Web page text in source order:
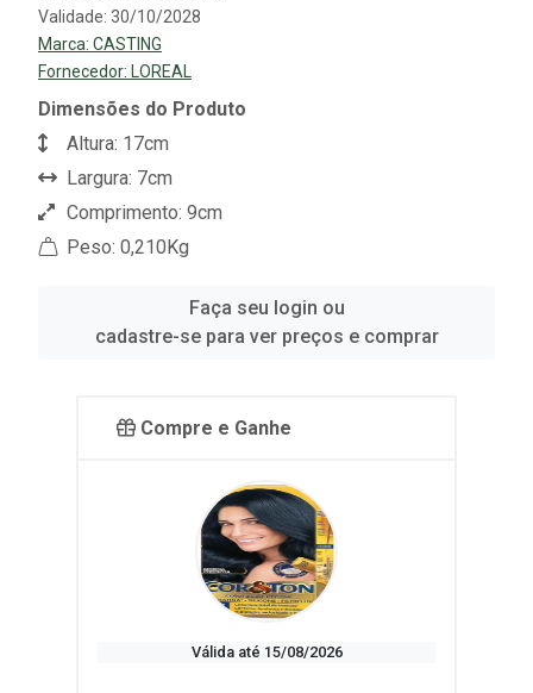
Validade: 30/10/2028
Marca: CASTING
Fornecedor:
LOREAL
Dimensões do Produto
Altura: 17cm
Largura: 7cm
Comprimento: 9cm
Peso: 0,210Kg
Faça seu login ou
cadastre-se para ver preços e comprar
Compre e Ganhe
Válida até 15/08/2026